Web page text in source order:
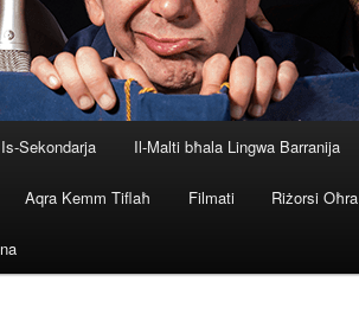
Is-Sekondarja Il-Malti bħala Lingwa Barranija
Aqra Kemm Tiflaħ Filmati Riżorsi Oħra